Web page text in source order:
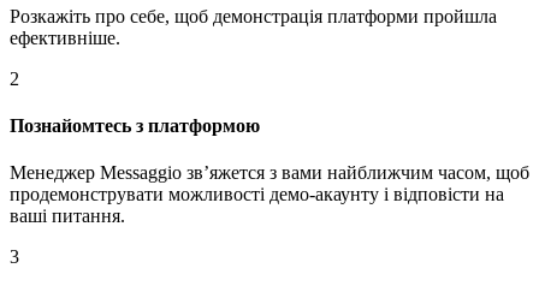
Розкажіть про себе, щоб демонстрація платформи пройшла
ефективніше.
2
Познайомтесь з платформою
Менеджер Messaggio звʼяжется з вами найближчим часом, щоб
продемонструвати можливості демо-акаунту і відповісти на
ваші питання.
3